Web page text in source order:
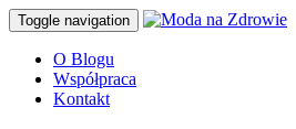
Toggle navigation
O Blogu
Współpraca
Kontakt